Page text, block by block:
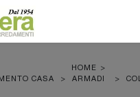
HOME >
CASA
> ARMADI >